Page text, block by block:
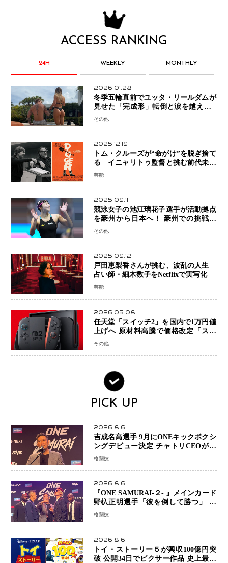
ACCESS RANKING
24H WEEKLY MONTHLY
2026.01.28
冬季五輪直前でユッタ・リールダムが
見せた「完成形」転倒と涙を越えて─
ミラノで金を狙うオランダ女王の現在
その他
2025.12.19
トム・クルーズが“命がけ”を脱ぎ捨て
る―イニャリトゥ監督と挑む前代未聞
の大惨事コメディ「DIGGER ディガ
芸能
2025.09.11
競泳女子の池江璃花子選手が活動拠点
を豪州から日本へ！ 豪州での挑戦を
糧に、28年ロサンゼルス五輪へ再始動
その他
2025.09.12
戸田恵梨香さんが挑む、波乱の人生―
占い師・細木数子をNetflixで実写化
芸能
2026.05.08
任天堂「スイッチ2」を国内で1万円値
上げへ 原材料高騰で価格改定「スイ
ッチオンライン」も引き上げ
その他
PICK UP
2026.8.6
吉成名高選手 9月にONEキックボクシ
ングデビュー決定 チャトリCEOがサ
プライズ発表 2カ月連続参戦へ
格闘技
2026.8.6
『ONE SAMURAI-２- 』メインカード
野杁正明選手「彼を倒して勝つ」 リ
ウ・メンヤンとの因縁に決着へ 再起
初戦
格闘技
2026.8.6
トイ・ストーリー５が興収100億円突
破 公開34日でピクサー作品 史上最速